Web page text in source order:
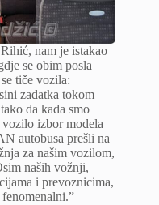
nam je istakao
se obim posla
tiče vozila:
zadatka tokom
da kada smo
izbor modela
autobusa prešli na
za našim vozilom,
naših vožnji,
i prevoznicima,